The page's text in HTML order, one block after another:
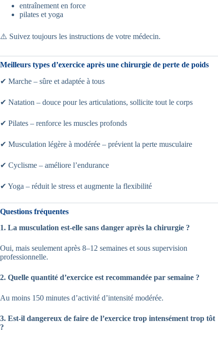
entraînement en force
pilates et yoga
⚠️ Suivez toujours les instructions de votre médecin.
Meilleurs types d’exercice après une chirurgie de perte de poids
✔ Marche – sûre et adaptée à tous
✔ Natation – douce pour les articulations, sollicite tout le corps
✔ Pilates – renforce les muscles profonds
✔ Musculation légère à modérée – prévient la perte musculaire
✔ Cyclisme – améliore l’endurance
✔ Yoga – réduit le stress et augmente la flexibilité
Questions fréquentes
1. La musculation est-elle sans danger après la chirurgie ?
Oui, mais seulement après 8–12 semaines et sous supervision
professionnelle.
2. Quelle quantité d’exercice est recommandée par semaine ?
Au moins 150 minutes d’activité d’intensité modérée.
3. Est-il dangereux de faire de l’exercice trop intensément trop tôt
?